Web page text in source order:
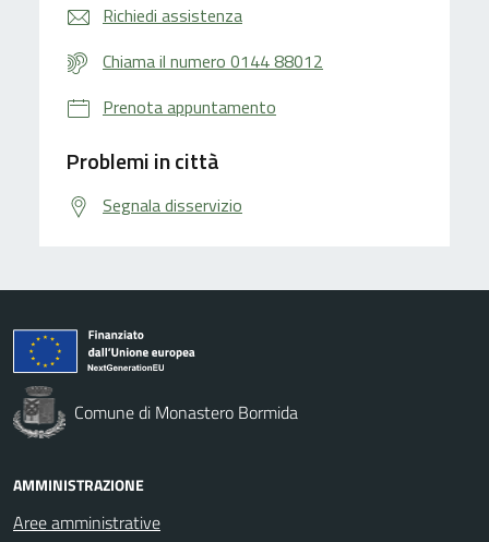
Richiedi assistenza
Chiama il numero 0144 88012
Prenota appuntamento
Problemi in città
Segnala disservizio
Comune di Monastero Bormida
AMMINISTRAZIONE
Aree amministrative